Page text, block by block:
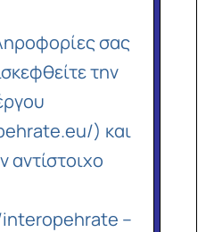
σας
την
) και
αντίστοιχο
–